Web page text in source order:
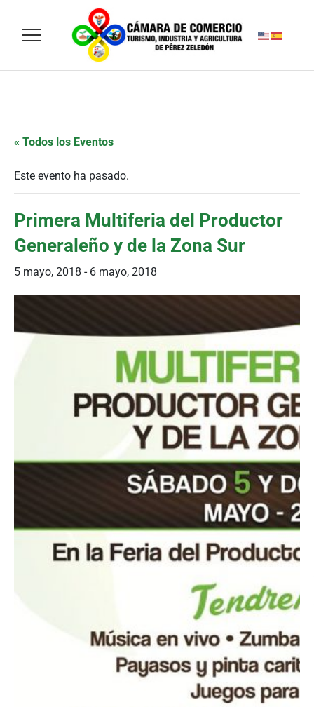
« Todos los Eventos
Este evento ha pasado.
Primera Multiferia del Productor
Generaleño y de la Zona Sur
5 mayo, 2018 - 6 mayo, 2018